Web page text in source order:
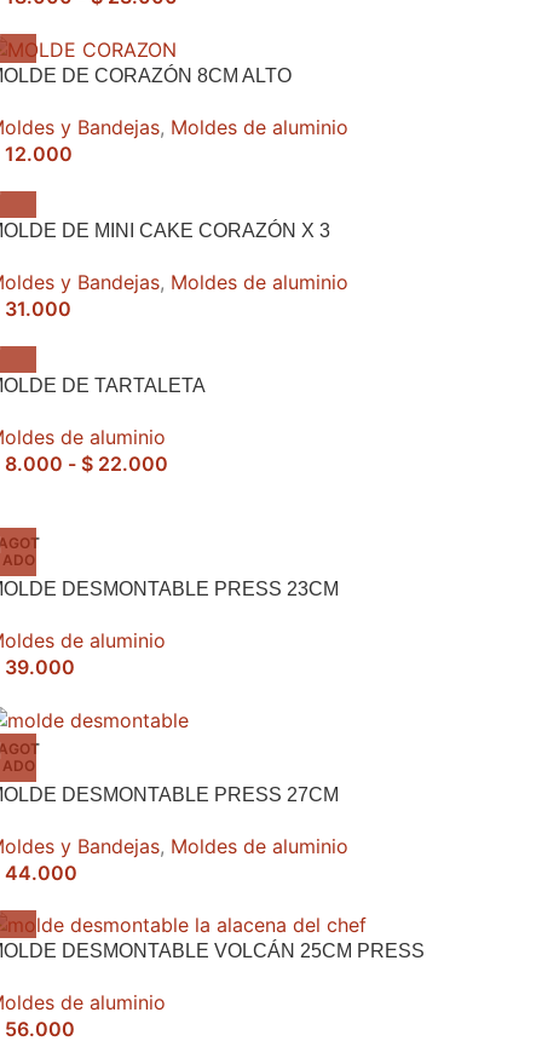
DE CORAZÓN 8CM ALTO
y Bandejas, Moldes de aluminio
12.000
DE MINI CAKE CORAZÓN X 3
y Bandejas, Moldes de aluminio
31.000
DE TARTALETA
de aluminio
8.000 - $ 22.000
ADO
DESMONTABLE PRESS 23CM
de aluminio
39.000
ADO
DESMONTABLE PRESS 27CM
y Bandejas, Moldes de aluminio
44.000
DESMONTABLE VOLCÁN 25CM PRESS
de aluminio
56.000